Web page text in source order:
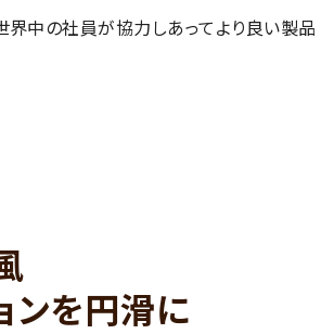
界中の社員が協力しあってより良い製品
ンを円滑に